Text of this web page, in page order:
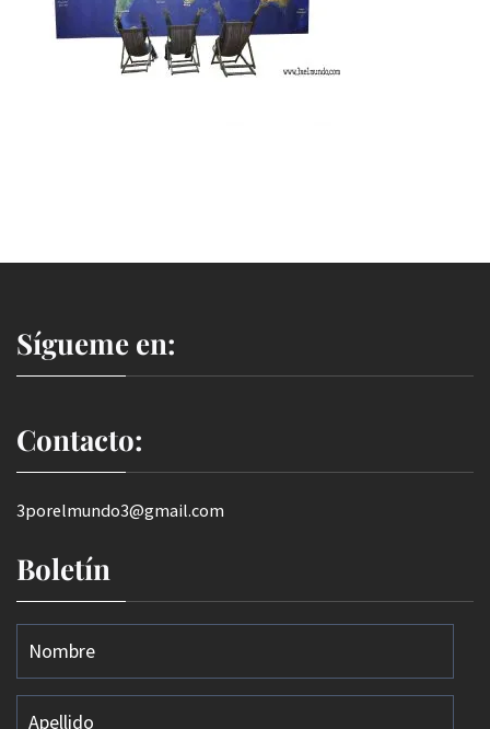
Sígueme en:
Contacto:
3porelmundo3@gmail.com
Boletín